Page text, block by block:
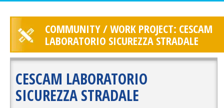
COMMUNITY / WORK PROJECT: CESCAM
LABORATORIO SICUREZZA STRADALE
CESCAM LABORATORIO
SICUREZZA STRADALE